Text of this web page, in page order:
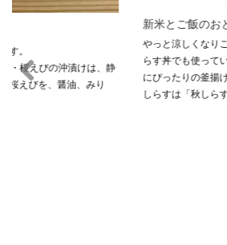
新米とご飯のおともセット
やっと涼しくなりご飯がすすむ季節となりま
らす丼でも使っている地元農家さんの新米が
にぴったりの釜揚げしらす、明太子が入った
しらすは「秋しらす」と […]